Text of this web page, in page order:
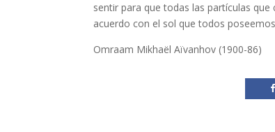
sentir para que todas las partículas
acuerdo con el sol que todos
Omraam Mikhaël Aïvanhov (1900-86)